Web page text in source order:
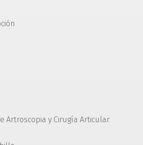
Artroscopia y Cirugía Articular